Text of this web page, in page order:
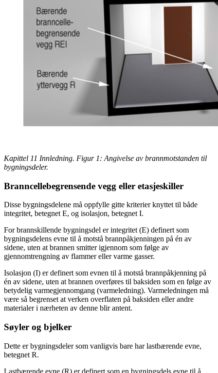
Kapittel 11 Innledning. Figur 1: Angivelse av brannmotstanden til
bygningsdeler.
Branncellebegrensende vegg eller etasjeskiller
Disse bygningsdelene må oppfylle gitte kriterier knyttet til både
integritet, betegnet E, og isolasjon, betegnet I.
For brannskillende bygningsdel er integritet (E) definert som
bygningsdelens evne til å motstå brannpåkjenningen på én av
sidene, uten at brannen smitter igjennom som følge av
gjennomtrengning av flammer eller varme gasser.
Isolasjon (I) er definert som evnen til å motstå brannpåkjenning på
én av sidene, uten at brannen overføres til baksiden som en følge av
betydelig varmegjennomgang (varmeledning). Varmeledningen må
være så begrenset at verken overflaten på baksiden eller andre
materialer i nærheten av denne blir antent.
Søyler og bjelker
Dette er bygningsdeler som vanligvis bare har lastbærende evne,
betegnet R.
Lastbærende evne (R) er definert som en bygningsdels evne til å